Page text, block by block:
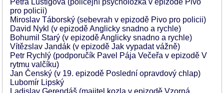
Petra Lustigová (policejní psycholožka v epizodě Pivo
pro policii)
Miroslav Táborský (sebevrah v epizodě Pivo pro policii)
David Nykl (v epizodě Anglicky snadno a rychle)
Bohumil Starý (v epizodě Anglicky snadno a rychle)
Vítězslav Jandák (v epizodě Jak vypadat vážně)
Petr Rychlý (podporučík Pavel Pája Večeřa v epizodě V
rytmu valčíku)
Jan Čenský (v 19. epizodě Poslední opravdový chlap)
Lubomír Lipský
Ladislav Gerendáš (majitel kozla v epizodě Vzorná